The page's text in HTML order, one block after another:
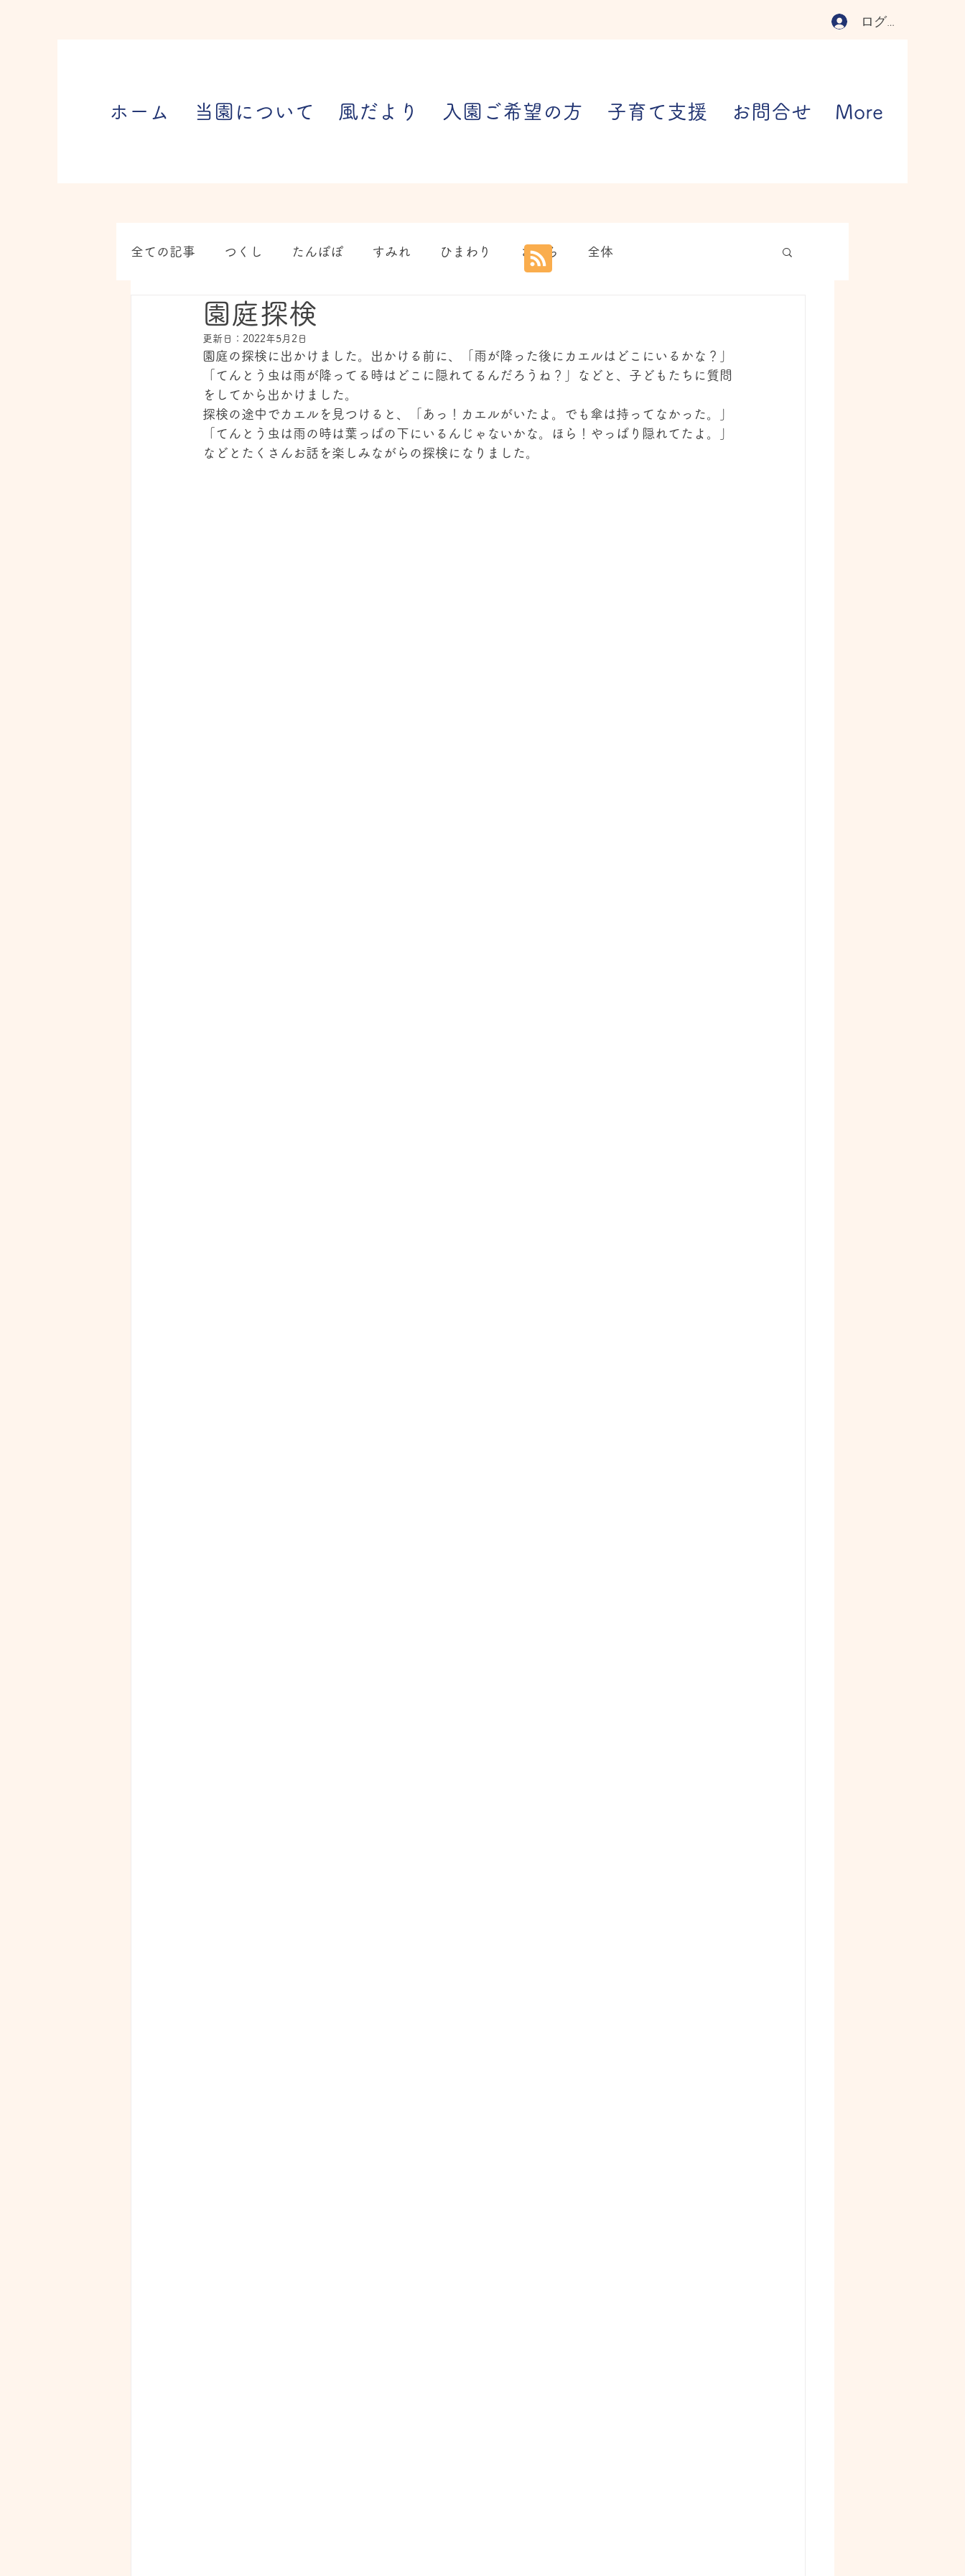
ログイン
ホーム 当園について 風だより 入園ご希望の方 子育て支援 お問合せ More
全ての記事 つくし たんぽぽ すみれ ひまわり さくら 全体
園庭探検
更新日： 2022年5月2日
園庭の探検に出かけました。出かける前に、「雨が降った後にカエルはどこにいるかな？」
「てんとう虫は雨が降ってる時はどこに隠れてるんだろうね？」などと、子どもたちに質問
をしてから出かけました。
探検の途中でカエルを見つけると、「あっ！カエルがいたよ。でも傘は持ってなかった。」
「てんとう虫は雨の時は葉っぱの下にいるんじゃないかな。ほら！やっぱり隠れてたよ。」
などとたくさんお話を楽しみながらの探検になりました。